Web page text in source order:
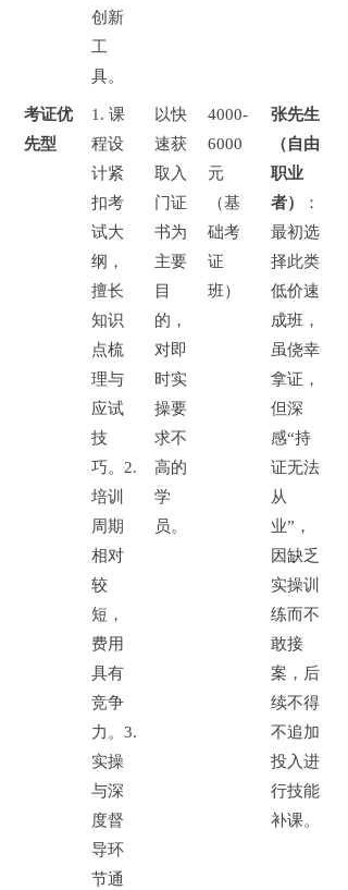
创新
工
具。
考证优
先型
1.课
程设
计紧
扣考
试大
纲，
擅长
知识
点梳
理与
应试
技
巧。2.
培训
周期
相对
较
短，
费用
具有
竞争
力。3.
实操
与深
度督
导环
节通
以快
速获
取入
门证
书为
主要
目
的，
对即
时实
操要
求不
高的
学
员。
4000-
6000
元
（基
础考
证
班）
张先生
（自由
职业
者）
：
最初选
择此类
低价速
成班，
虽侥幸
拿证，
但深
感“持
证无法
从
业”，
因缺乏
实操训
练而不
敢接
案，后
续不得
不追加
投入进
行技能
补课。